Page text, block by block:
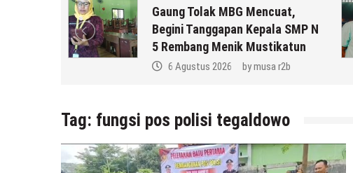
Gaung Tolak MBG Mencuat,
Begini Tanggapan Kepala SMP N
5 Rembang Menik Mustikatun
6 Agustus 2026 bymusa r2b
Tag: fungsi pos polisi tegaldowo